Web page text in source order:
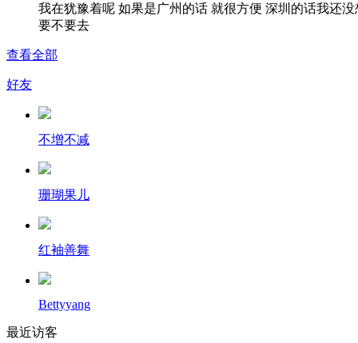
我在犹豫着呢 如果是广州的话 就很方便 深圳的话我还没
要不要去
查看全部
好友
不增不减
珊瑚果儿
红袖善舞
Bettyyang
最近访客